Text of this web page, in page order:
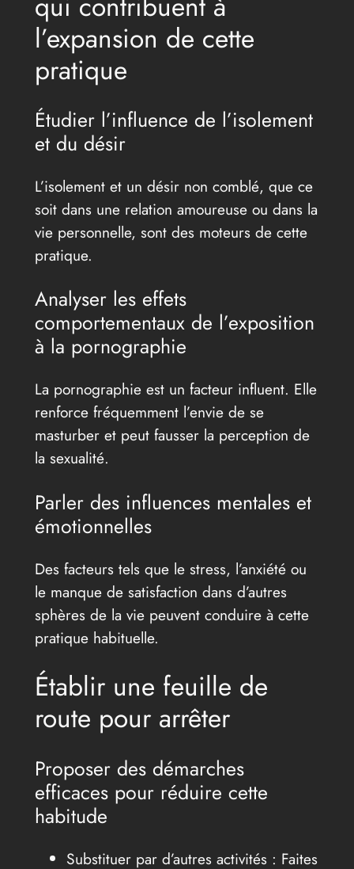
l’expansion de cette
pratique
Étudier l’influence de l’isolement
et du désir
L’isolement et un désir non comblé, que ce
soit dans une relation amoureuse ou dans la
vie personnelle, sont des moteurs de cette
pratique.
Analyser les effets
comportementaux de l’exposition
à la pornographie
La pornographie est un facteur influent. Elle
renforce fréquemment l’envie de se
masturber et peut fausser la perception de
la sexualité.
Parler des influences mentales et
émotionnelles
Des facteurs tels que le stress, l’anxiété ou
le manque de satisfaction dans d’autres
sphères de la vie peuvent conduire à cette
pratique habituelle.
Établir une feuille de
route pour arrêter
Proposer des démarches
efficaces pour réduire cette
habitude
Substituer par d’autres activités : Faites